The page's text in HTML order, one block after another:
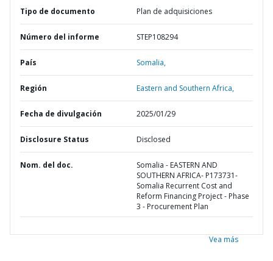
Tipo de documento Plan de adquisiciones
Número del informe STEP108294
País Somalia,
Región Eastern and Southern Africa,
Fecha de divulgación 2025/01/29
Disclosure Status Disclosed
Nom. del doc.
Somalia - EASTERN AND
SOUTHERN AFRICA- P173731-
Somalia Recurrent Cost and
Reform Financing Project - Phase
3 - Procurement Plan
Vea más